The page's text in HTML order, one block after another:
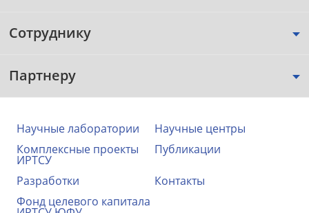
Сотруднику
Партнеру
Научные лаборатории
Научные центры
Комплексные проекты
ИРТСУ
Публикации
Разработки
Контакты
Фонд целевого капитала